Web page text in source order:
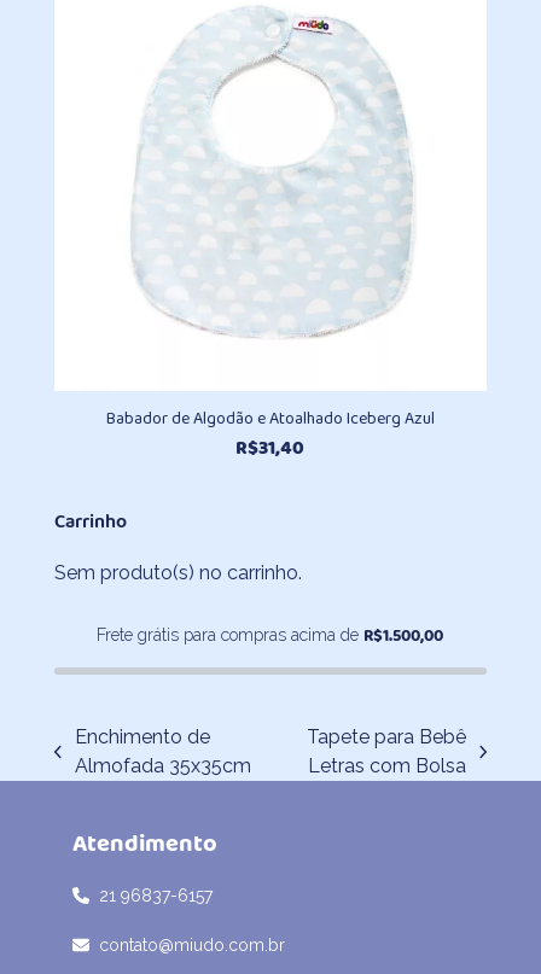
Babador de Algodão e Atoalhado Iceberg Azul
R$31,40
Carrinho
Sem produto(s) no carrinho.
Frete grátis para compras acima de R$1.500,00
previous
Enchimento de
Almofada 35x35cm
next
Tapete para Bebê
Letras com Bolsa
Atendimento
21 96837-6157
contato@miudo.com.br